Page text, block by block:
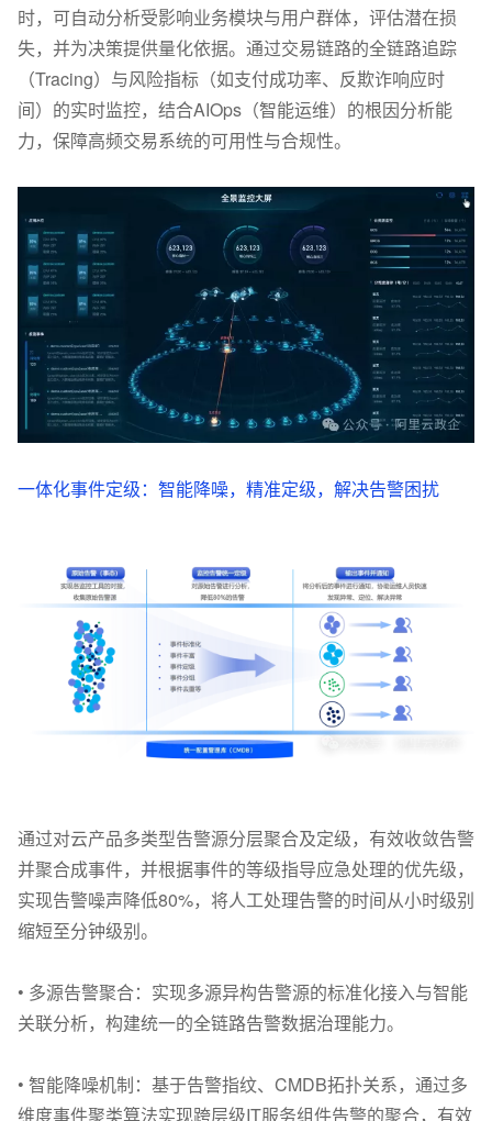
时，可自动分析受影响业务模块与用户群体，评估潜在损
失，并为决策提供量化依据。通过交易链路的全链路追踪
（Tracing）与风险指标（如支付成功率、反欺诈响应时
间）的实时监控，结合AIOps（智能运维）的根因分析能
力，保障高频交易系统的可用性与合规性。
一体化事件定级：智能降噪，精准定级，解决告警困扰
通过对云产品多类型告警源分层聚合及定级，有效收敛告警
并聚合成事件，并根据事件的等级指导应急处理的优先级，
实现告警噪声降低80%，将人工处理告警的时间从小时级别
缩短至分钟级别。
• 多源告警聚合：实现多源异构告警源的标准化接入与智能
关联分析，构建统一的全链路告警数据治理能力。
• 智能降噪机制：基于告警指纹、CMDB拓扑关系，通过多
维度事件聚类算法实现跨层级IT服务组件告警的聚合，有效